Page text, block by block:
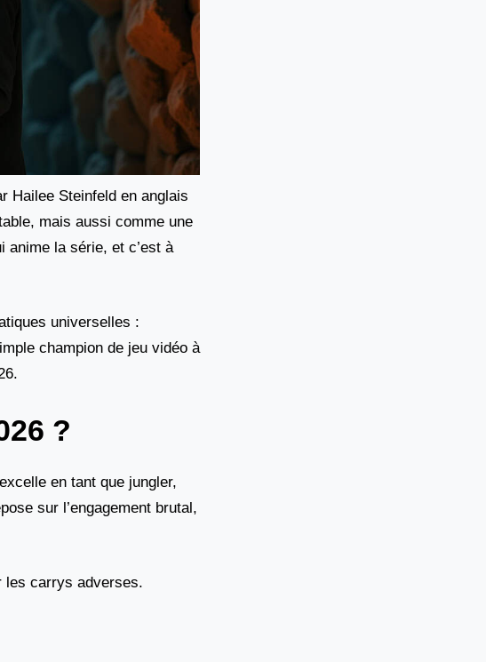
Hailee Steinfeld en anglais
mais aussi comme une
la série, et c’est à
universelles :
champion de jeu vidéo à
?
en tant que jungler,
sur l’engagement brutal,
les carrys adverses.